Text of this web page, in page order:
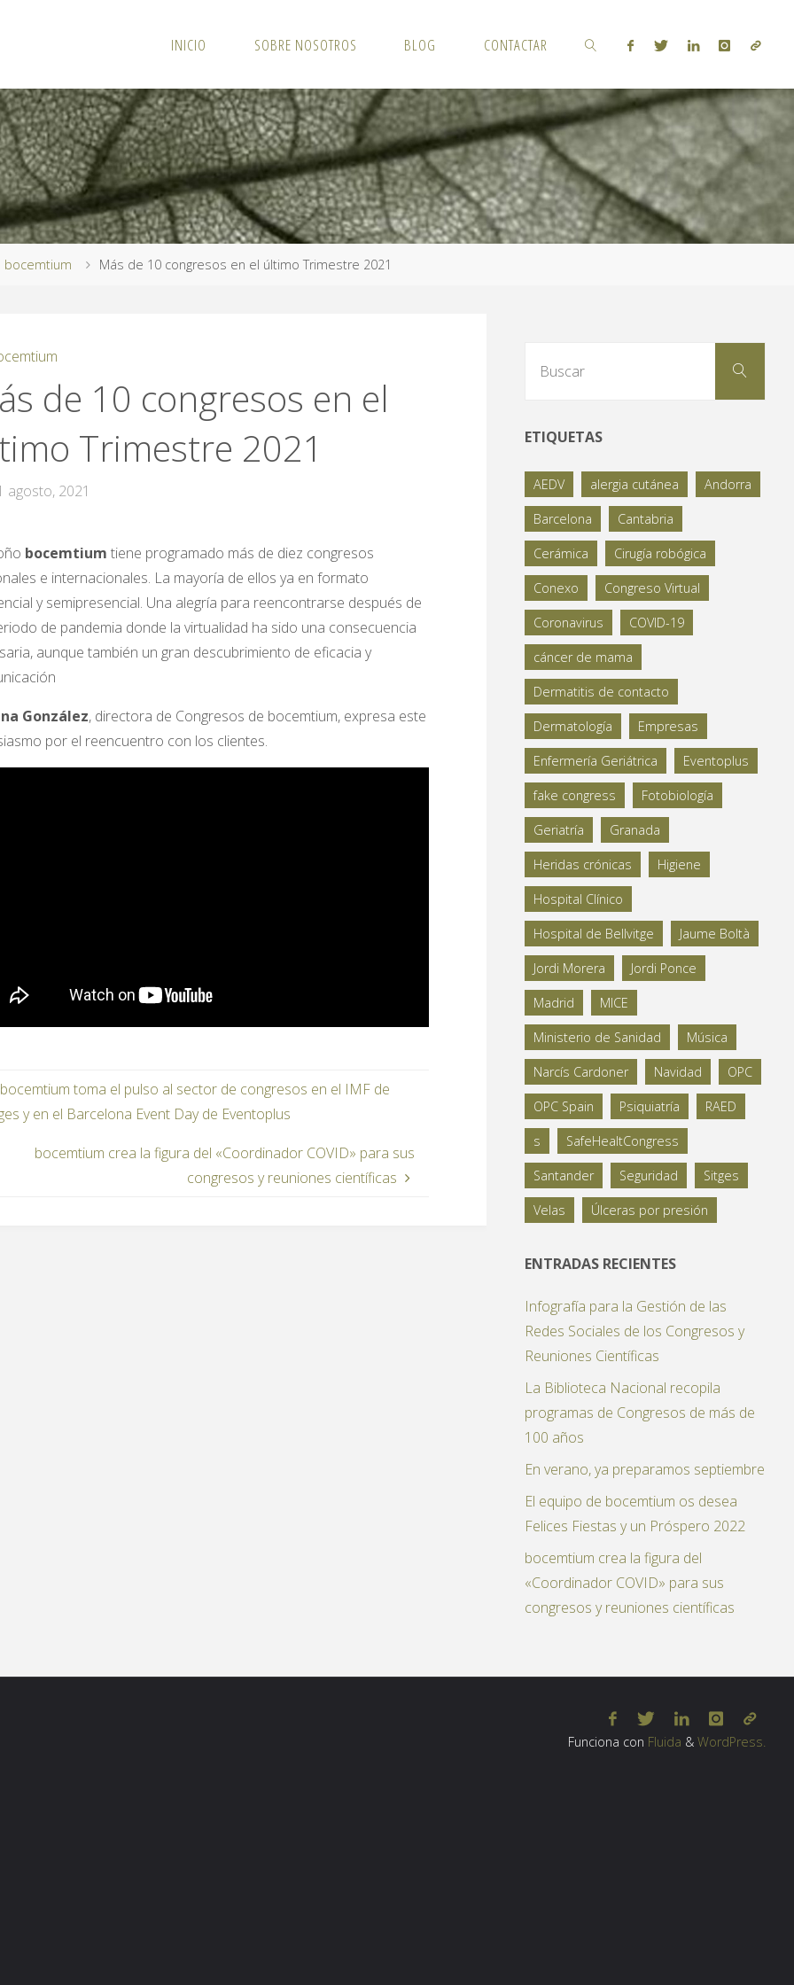
INICIO SOBRE NOSOTROS BLOG CONTACTAR
BUSCAR
bocemtium Más de 10 congresos en el último Trimestre 2021
de 10 congresos en el
Trimestre 2021
agosto, 2021
bocemtium tiene programado más de diez congresos
e internacionales. La mayoría de ellos ya en formato
y semipresencial. Una alegría para reencontrarse después de
de pandemia donde la virtualidad ha sido una consecuencia
aunque también un gran descubrimiento de eficacia y
González, directora de Congresos de bocemtium, expresa este
por el reencuentro con los clientes.
bocemtium toma el pulso al sector de congresos en el IMF de
y en el Barcelona Event Day de Eventoplus
bocemtium crea la figura del «Coordinador COVID» para sus
congresos y reuniones científicas
Buscar
ETIQUETAS
AEDV alergia cutánea Andorra
Barcelona Cantabria
Cerámica Cirugía robógica
Conexo Congreso Virtual
Coronavirus COVID-19
cáncer de mama
Dermatitis de contacto
Dermatología Empresas
Enfermería Geriátrica Eventoplus
fake congress Fotobiología
Geriatría Granada
Heridas crónicas Higiene
Hospital Clínico
Hospital de Bellvitge Jaume Boltà
Jordi Morera Jordi Ponce
Madrid MICE
Ministerio de Sanidad Música
Narcís Cardoner Navidad OPC
OPC Spain Psiquiatría RAED
s SafeHealtCongress
Santander Seguridad Sitges
Velas Úlceras por presión
ENTRADAS RECIENTES
Infografía para la Gestión de las
Redes Sociales de los Congresos y
Reuniones Científicas
La Biblioteca Nacional recopila
programas de Congresos de más de
100 años
En verano, ya preparamos septiembre
El equipo de bocemtium os desea
Felices Fiestas y un Próspero 2022
bocemtium crea la figura del
«Coordinador COVID» para sus
congresos y reuniones científicas
Funciona con Fluida & WordPress.